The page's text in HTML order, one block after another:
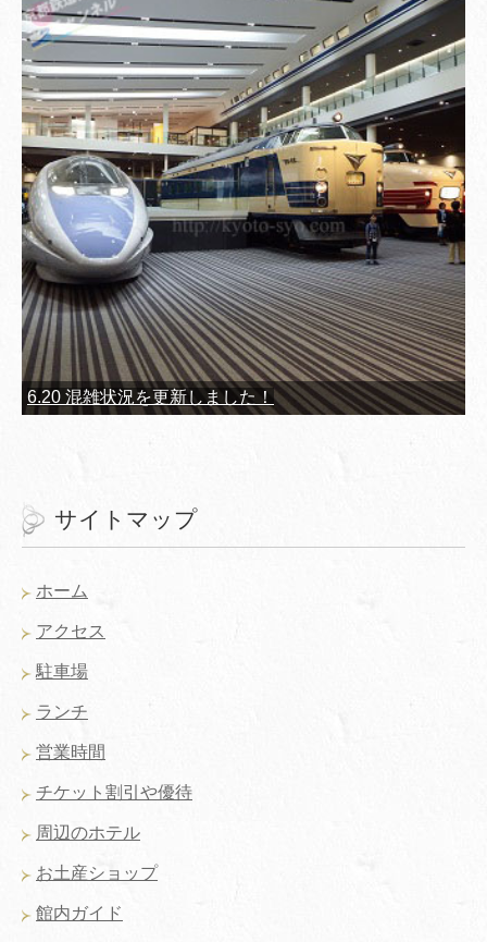
6.20 混雑状況を更新しました！
サイトマップ
ホーム
アクセス
駐車場
ランチ
営業時間
チケット割引や優待
周辺のホテル
お土産ショップ
館内ガイド